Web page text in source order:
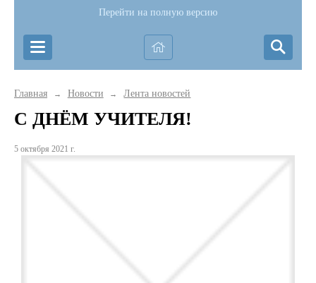
Перейти на полную версию
Главная → Новости → Лента новостей
С ДНЁМ УЧИТЕЛЯ!
5 октября 2021 г.